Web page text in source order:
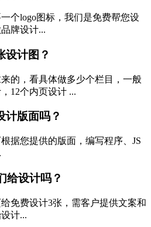
个logo图标，我们是免费帮您设
牌设计...
设计图？
的，看具体做多少个栏目，一般
12个内页设计 ...
计版面吗？
据您提供的版面，编写程序、JS
给设计吗？
免费设计3张，需客户提供文案和
计...